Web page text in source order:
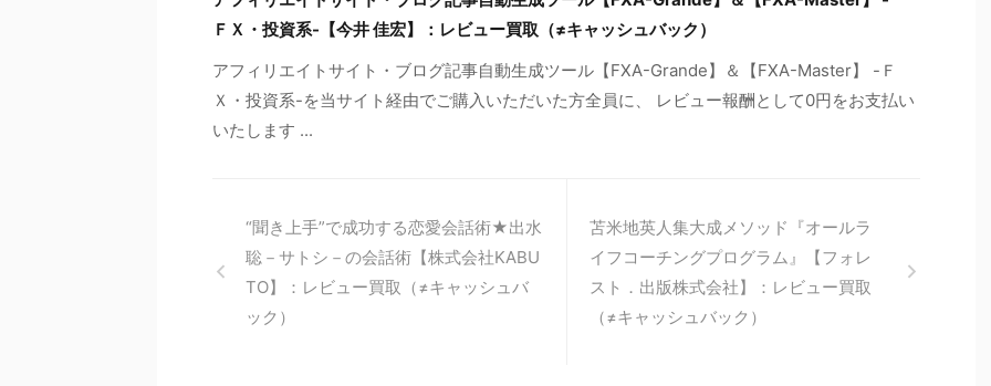
ＦＸ・投資系-【今井 佳宏】：レビュー買取（≠キャッシュバック）
アフィリエイトサイト・ブログ記事自動生成ツール【FXA-Grande】＆【FXA-Master】 -Ｆ
Ｘ・投資系-を当サイト経由でご購入いただいた方全員に、 レビュー報酬として0円をお支払い
いたします ...
“聞き上手”で成功する恋愛会話術★出水
聡－サトシ－の会話術【株式会社KABU
TO】：レビュー買取（≠キャッシュバ
ック）
苫米地英人集大成メソッド『オールラ
イフコーチングプログラム』【フォレ
スト．出版株式会社】：レビュー買取
（≠キャッシュバック）